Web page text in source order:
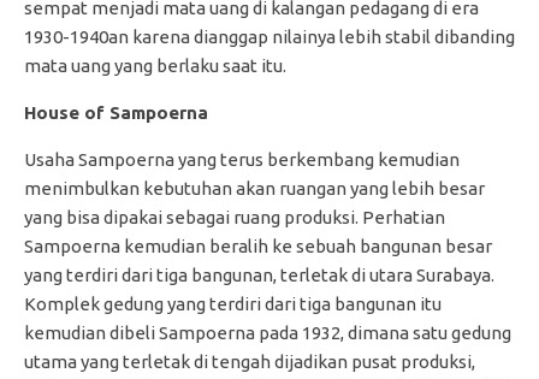
sempat menjadi mata uang di kalangan pedagang di era
1930-1940an karena dianggap nilainya lebih stabil dibanding
mata uang yang berlaku saat itu.
House of Sampoerna
Usaha Sampoerna yang terus berkembang kemudian
menimbulkan kebutuhan akan ruangan yang lebih besar
yang bisa dipakai sebagai ruang produksi. Perhatian
Sampoerna kemudian beralih ke sebuah bangunan besar
yang terdiri dari tiga bangunan, terletak di utara Surabaya.
Komplek gedung yang terdiri dari tiga bangunan itu
kemudian dibeli Sampoerna pada 1932, dimana satu gedung
utama yang terletak di tengah dijadikan pusat produksi,